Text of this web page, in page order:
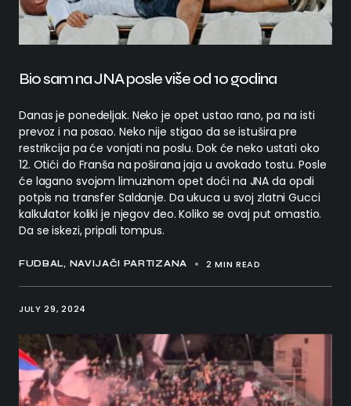
FUDBAL NAVIJAČI PARTIZANA 2 MIN READ
Bio sam na JNA posle više od 10 godina
Danas je ponedeljak. Neko je opet ustao rano, pa na isti
prevoz i na posao. Neko nije stigao da se istušira pre
restrikcija pa će vonjati na poslu. Dok će neko ustati oko
12. Otići do Franša na poširana jaja u avokado tostu. Posle
će lagano svojom limuzinom opet doći na JNA da opali
potpis na transfer Saldanje. Da ukuca u svoj zlatni Gucci
kalkulator koliki je njegov deo. Koliko se ovaj put omastio.
Da se iskezi, pripali tompus.
JULY 29, 2024